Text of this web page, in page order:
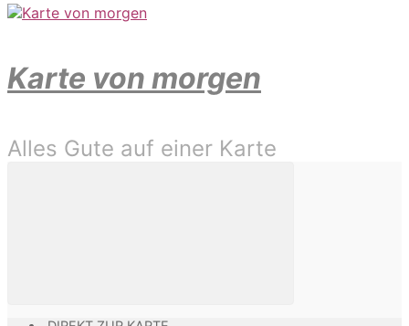
Karte von morgen
Alles Gute auf einer Karte